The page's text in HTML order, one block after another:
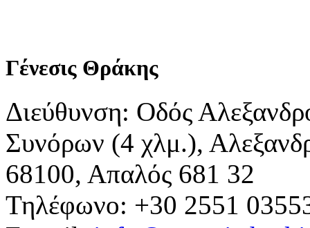
Γένεσις Θράκης
Διεύθυνση: Οδός
Συνόρων (4 χλμ.),
68100, Απαλός 681 32
Τηλέφωνο: +30 2551